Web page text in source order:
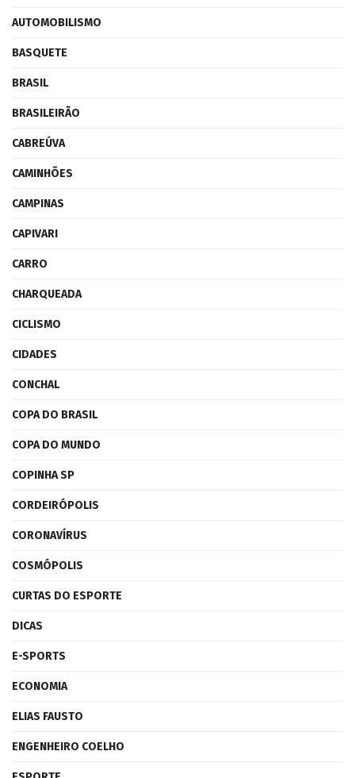
AUTOMOBILISMO
BASQUETE
BRASIL
BRASILEIRÃO
CABREÚVA
CAMINHÕES
CAMPINAS
CAPIVARI
CARRO
CHARQUEADA
CICLISMO
CIDADES
CONCHAL
COPA DO BRASIL
COPA DO MUNDO
COPINHA SP
CORDEIRÓPOLIS
CORONAVÍRUS
COSMÓPOLIS
CURTAS DO ESPORTE
DICAS
E-SPORTS
ECONOMIA
ELIAS FAUSTO
ENGENHEIRO COELHO